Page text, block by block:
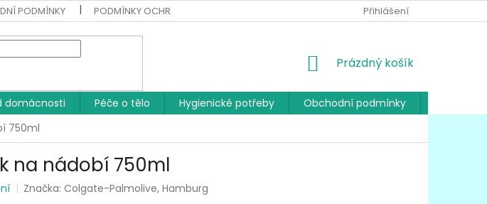
PODMÍNKY PODMÍNKY OCHRANY OSOBNÍCH ÚDAJŮ Přihlášení
NÁKUPNÍ
Prázdný košík
domácnosti Péče o tělo Hygienické potřeby Obchodní podmínky
750ml
na nádobí 750ml
Značka:Colgate-Palmolive, Hamburg